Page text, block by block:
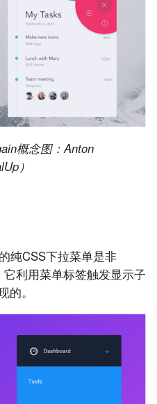
概念图：Anton
）
纯CSS下拉菜单是非
利用菜单标签触发显示子
。